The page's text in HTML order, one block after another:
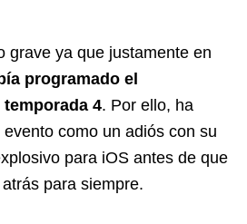
grave ya que justamente en
programado el
temporada 4. Por ello, ha
como un adiós con su
para iOS antes de que
para siempre.